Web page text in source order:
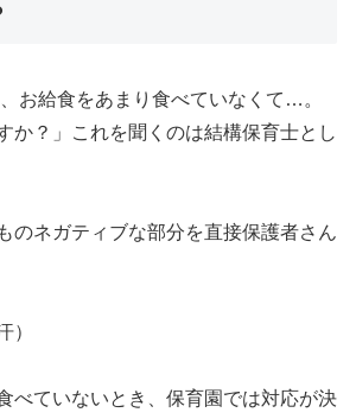
お給食をあまり食べていなくて…。
か？」これを聞くのは結構保育士とし
のネガティブな部分を直接保護者さん
）
べていないとき、保育園では対応が決